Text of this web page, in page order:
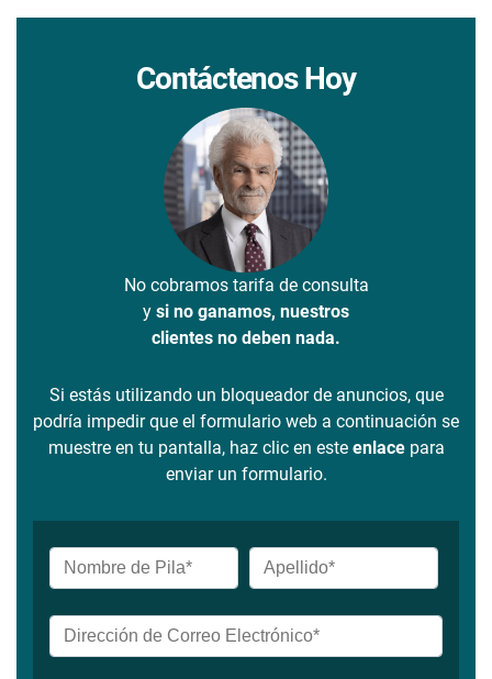
Contáctenos Hoy
No cobramos tarifa de consulta
y si no ganamos, nuestros
clientes no deben nada.
Si estás utilizando un bloqueador de anuncios, que
podría impedir que el formulario web a continuación se
muestre en tu pantalla, haz clic en este enlacepara
enviar un formulario.